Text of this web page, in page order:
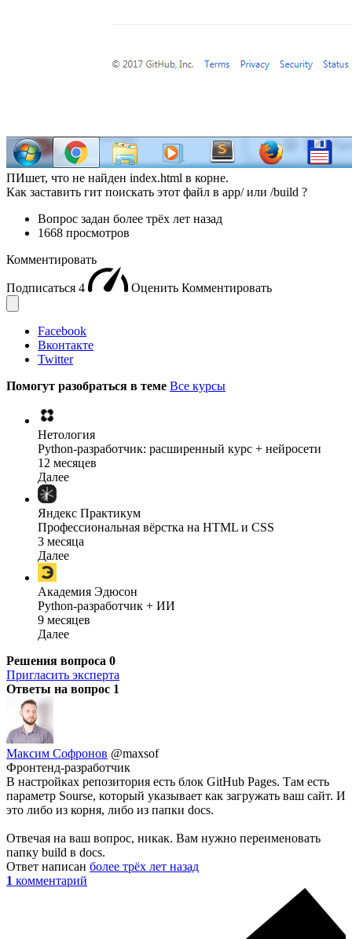
ПИшет, что не найден index.html в корне.
Как заставить гит поискать этот файл в app/ или /build ?
Вопрос задан более трёх лет назад
1668 просмотров
Комментировать
Подписаться 4 Оценить Комментировать
Facebook
Вконтакте
Twitter
Помогут разобраться в теме Все курсы
Нетология
Python-разработчик: расширенный курс + нейросети
12 месяцев
Далее
Яндекс Практикум
Профессиональная вёрстка на HTML и CSS
3 месяца
Далее
Академия Эдюсон
Python-разработчик + ИИ
9 месяцев
Далее
Решения вопроса 0
Пригласить эксперта
Ответы на вопрос 1
Максим Софронов @maxsof
Фронтенд-разработчик
В настройках репозитория есть блок GitHub Pages. Там есть
параметр Sourse, который указывает как загружать ваш сайт. И
это либо из корня, либо из папки docs.
Отвечая на ваш вопрос, никак. Вам нужно переименовать
папку build в docs.
Ответ написан более трёх лет назад
1 комментарий